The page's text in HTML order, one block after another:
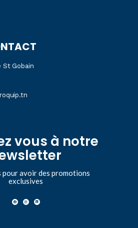
St Gobain
vous à notre
pour avoir des promotions
exclusives